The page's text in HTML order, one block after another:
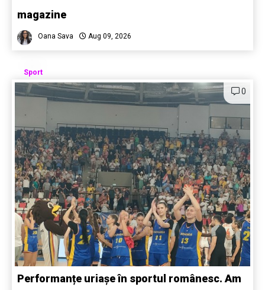
magazine
Oana Sava Aug 09, 2026
Sport
0
Performanțe uriașe în sportul românesc. Am